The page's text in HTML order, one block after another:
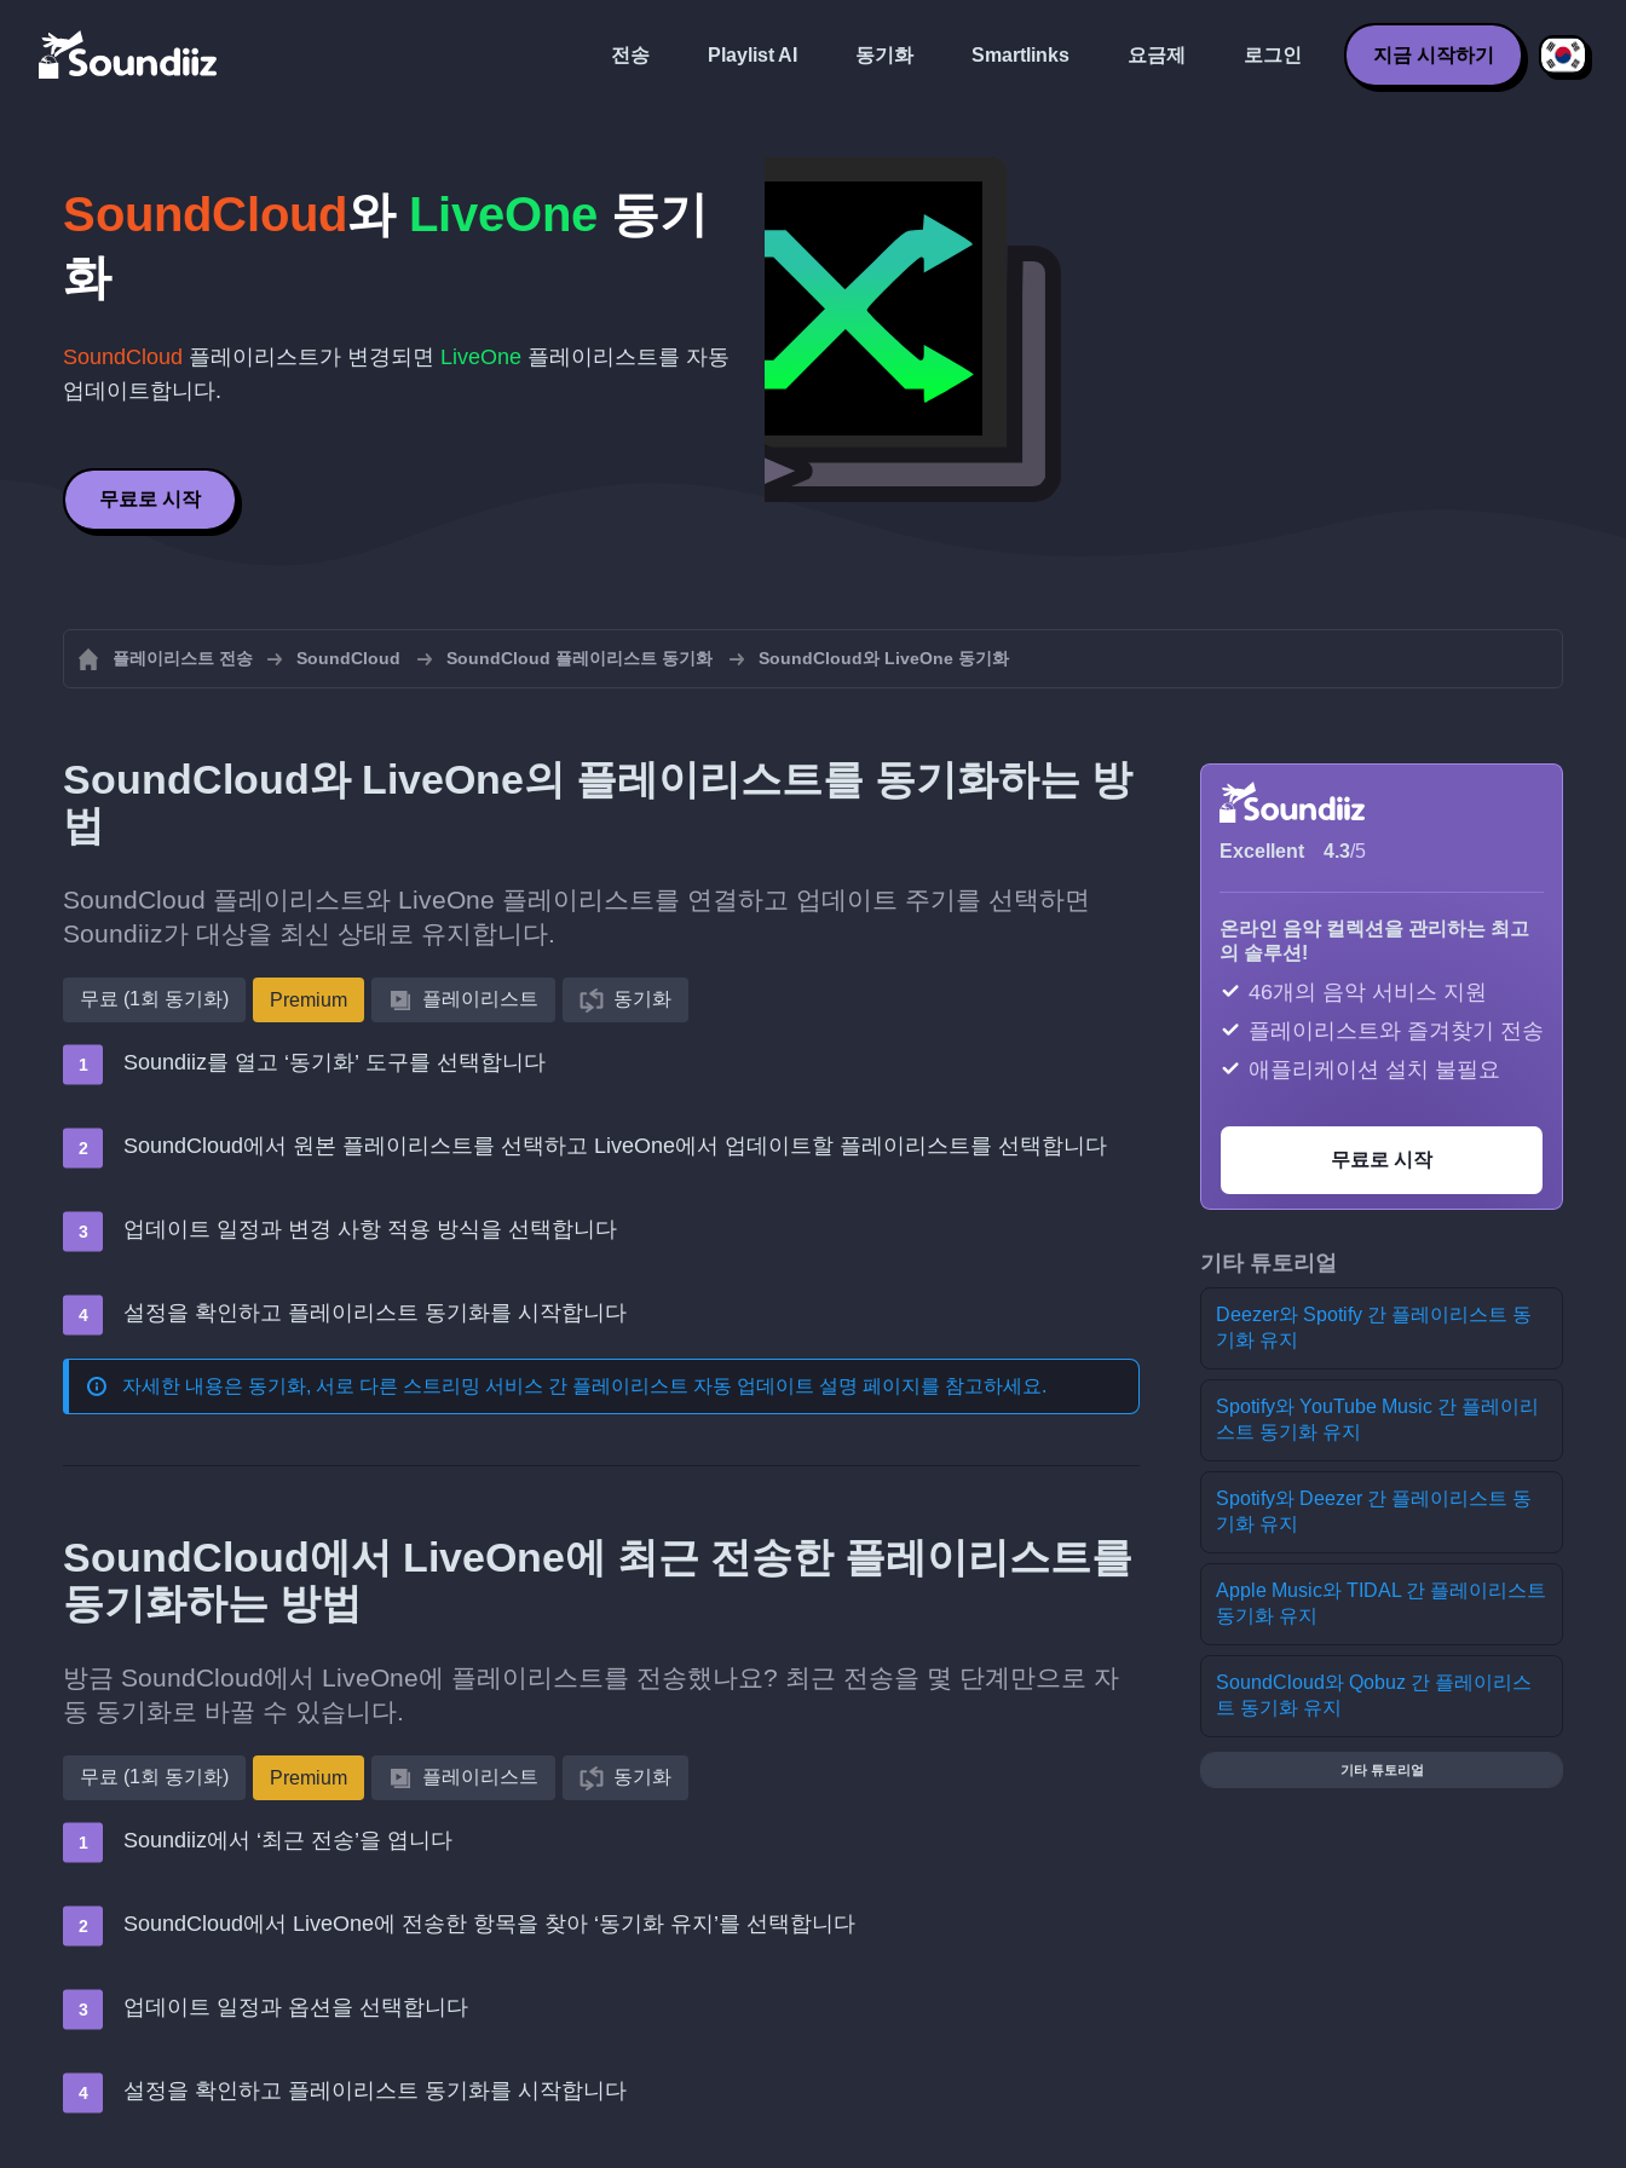
전송 Playlist AI 동기화 Smartlinks 요금제 로그인 지금 시작하기
SoundCloud와 LiveOne 동기
화
SoundCloud 플레이리스트가 변경되면 LiveOne 플레이리스트를 자동
업데이트합니다.
무료로 시작
플레이리스트 전송 SoundCloud SoundCloud 플레이리스트 동기화 SoundCloud와 LiveOne 동기화
SoundCloud와 LiveOne의 플레이리스트를 동기화하는 방
법
SoundCloud 플레이리스트와 LiveOne 플레이리스트를 연결하고 업데이트 주기를 선택하면
Soundiiz가 대상을 최신 상태로 유지합니다.
무료 (1회 동기화) Premium 플레이리스트 동기화
Soundiiz를 열고 ‘동기화’ 도구를 선택합니다
SoundCloud에서 원본 플레이리스트를 선택하고 LiveOne에서 업데이트할 플레이리스트를 선택합니다
업데이트 일정과 변경 사항 적용 방식을 선택합니다
설정을 확인하고 플레이리스트 동기화를 시작합니다
자세한 내용은 동기화, 서로 다른 스트리밍 서비스 간 플레이리스트 자동 업데이트 설명 페이지를 참고하세요.
SoundCloud에서 LiveOne에 최근 전송한 플레이리스트를
동기화하는 방법
방금 SoundCloud에서 LiveOne에 플레이리스트를 전송했나요? 최근 전송을 몇 단계만으로 자
동 동기화로 바꿀 수 있습니다.
무료 (1회 동기화) Premium 플레이리스트 동기화
Soundiiz에서 ‘최근 전송’을 엽니다
SoundCloud에서 LiveOne에 전송한 항목을 찾아 ‘동기화 유지’를 선택합니다
업데이트 일정과 옵션을 선택합니다
설정을 확인하고 플레이리스트 동기화를 시작합니다
Excellent 4.3/5
온라인 음악 컬렉션을 관리하는 최고
의 솔루션!
46개의 음악 서비스 지원
플레이리스트와 즐겨찾기 전송
애플리케이션 설치 불필요
무료로 시작
기타 튜토리얼
Deezer와 Spotify 간 플레이리스트 동
기화 유지
Spotify와 YouTube Music 간 플레이리
스트 동기화 유지
Spotify와 Deezer 간 플레이리스트 동
기화 유지
Apple Music와 TIDAL 간 플레이리스트
동기화 유지
SoundCloud와 Qobuz 간 플레이리스
트 동기화 유지
기타 튜토리얼